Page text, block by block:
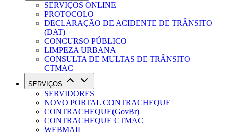
SERVIÇOS ONLINE
PROTOCOLO
DECLARAÇÃO DE ACIDENTE DE TRÂNSITO
(DAT)
CONCURSO PÚBLICO
LIMPEZA URBANA
CONSULTA DE MULTAS DE TRÂNSITO –
CTMAC
SERVIÇOS
SERVIDORES
NOVO PORTAL CONTRACHEQUE
CONTRACHEQUE(GovBr)
CONTRACHEQUE CTMAC
WEBMAIL